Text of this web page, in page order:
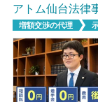
アトム仙台法律
増額交渉の代理